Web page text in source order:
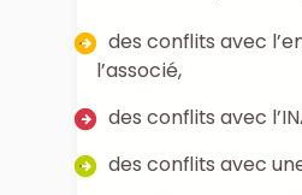
des conflits avec
l’associé,
des conflits avec
des conflits avec